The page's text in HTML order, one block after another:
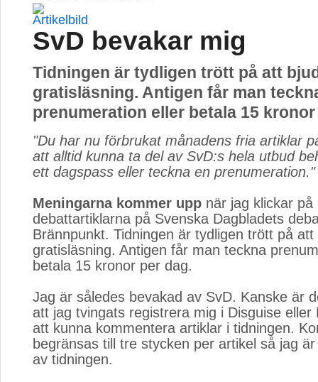
SvD bevakar mig
Tidningen är tydligen trött på att
gratisläsning. Antigen får man
prenumeration eller betala 15
"Du har nu förbrukat månadens fria artiklar
att alltid kunna ta del av SvD:s hela utbud
ett dagspass eller teckna en prenumeration."
Meningarna kommer upp när jag klickar på
debattartiklarna på Svenska Dagbladets
Brännpunkt. Tidningen är tydligen trött på att
gratisläsning. Antigen får man teckna
betala 15 kronor per dag.
Jag är således bevakad av SvD. Kanske är
att jag tvingats registrera mig i Disguise eller
att kunna kommentera artiklar i tidningen.
begränsas till tre stycken per artikel så jag
av tidningen.